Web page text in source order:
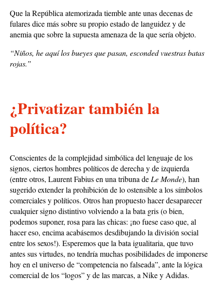
Que la República atemorizada tiemble ante unas decenas de
fulares dice más sobre su propio estado de languidez y de
anemia que sobre la supuesta amenaza de la que sería objeto.
“Niños, he aquí los bueyes que pasan, esconded vuestras batas
rojas.”
¿Privatizar también la
política?
Conscientes de la complejidad simbólica del lenguaje de los
signos, ciertos hombres políticos de derecha y de izquierda
(entre otros, Laurent Fabius en una tribuna de Le Monde), han
sugerido extender la prohibición de lo ostensible a los símbolos
comerciales y políticos. Otros han propuesto hacer desaparecer
cualquier signo distintivo volviendo a la bata gris (o bien,
podemos suponer, rosa para las chicas: ¡no fuese caso que, al
hacer eso, encima acabásemos desdibujando la división social
entre los sexos!). Esperemos que la bata igualitaria, que tuvo
antes sus virtudes, no tendría muchas posibilidades de imponerse
hoy en el universo de “competencia no falseada”, ante la lógica
comercial de los “logos” y de las marcas, a Nike y Adidas.